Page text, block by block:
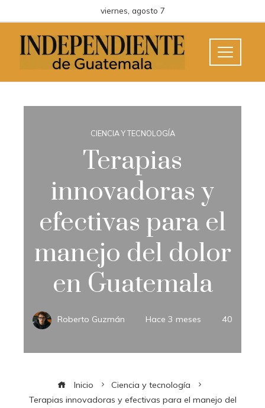
viernes, agosto 7
CIENCIA Y TECNOLOGÍA
Terapias
innovadoras y
efectivas para el
manejo del dolor
en Guatemala
Roberto Guzmán Hace 3 meses 40
Inicio
Ciencia y tecnología
Terapias innovadoras y efectivas para el manejo del